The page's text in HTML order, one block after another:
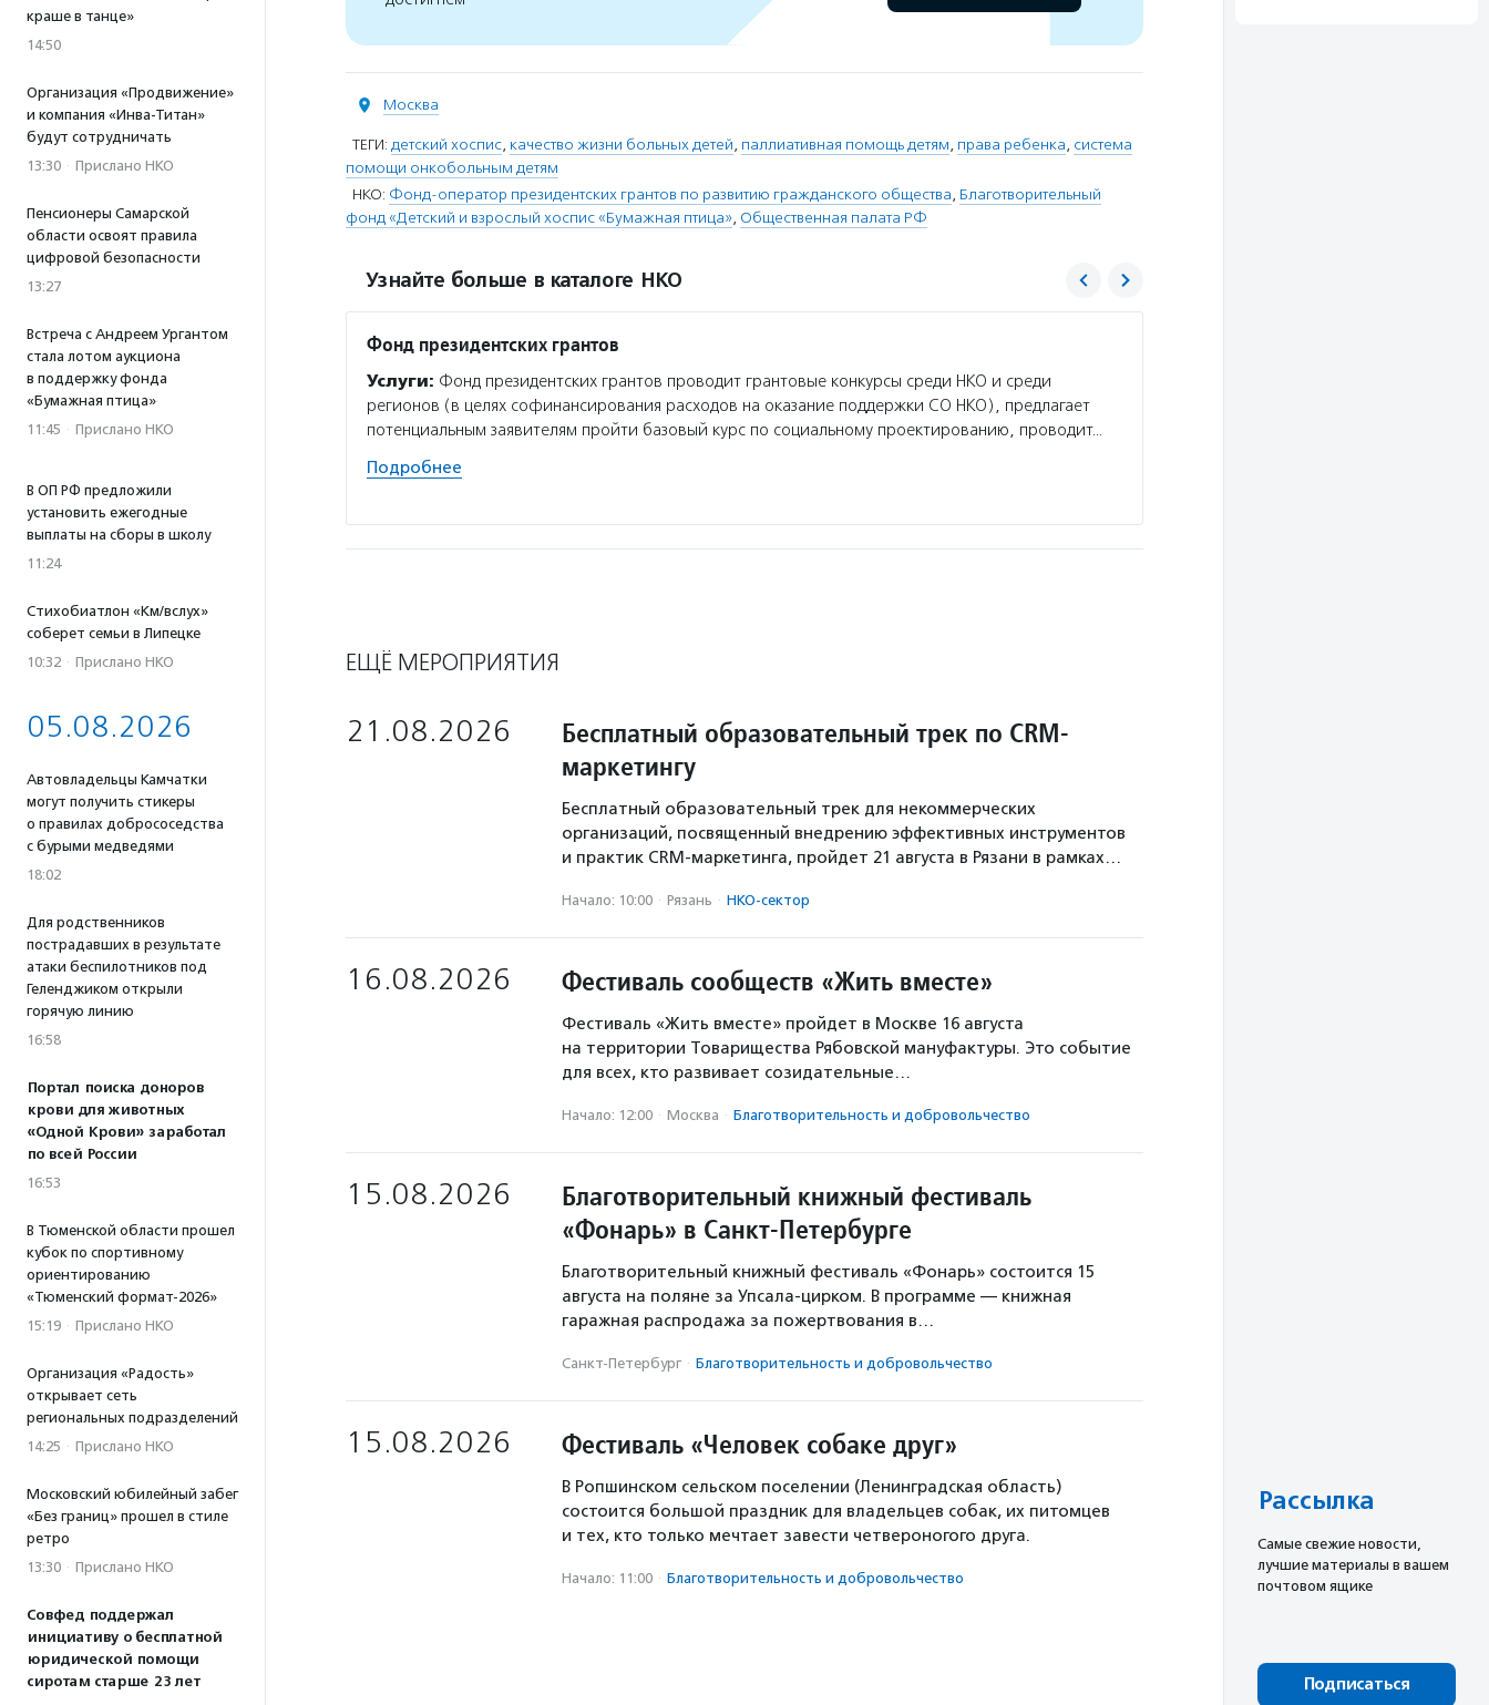
краше в танце»
14:50
Организация «Продвижение»
и компания «Инва-Титан»
будут сотрудничать
13:30 · Прислано НКО
Пенсионеры Самарской
области освоят правила
цифровой безопасности
13:27
Встреча с Андреем Ургантом
стала лотом аукциона
в поддержку фонда
«Бумажная птица»
11:45 · Прислано НКО
В ОП РФ предложили
установить ежегодные
выплаты на сборы в школу
11:24
Стихобиатлон «Км/вслух»
соберет семьи в Липецке
10:32 · Прислано НКО
05.08.2026
Автовладельцы Камчатки
могут получить стикеры
о правилах добрососедства
с бурыми медведями
18:02
Для родственников
пострадавших в результате
атаки беспилотников под
Геленджиком открыли
горячую линию
16:58
Портал поиска доноров
крови для животных
«Одной Крови» заработал
по всей России
16:53
В Тюменской области прошел
кубок по спортивному
ориентированию
«Тюменский формат-2026»
15:19 · Прислано НКО
Организация «Радость»
открывает сеть
региональных подразделений
14:25 · Прислано НКО
Московский юбилейный забег
«Без границ» прошел в стиле
ретро
13:30 · Прислано НКО
Совфед поддержал
инициативу о бесплатной
юридической помощи
сиротам старше 23 лет
Москва
ТЕГИ: детский хоспис, качество жизни больных детей, паллиативная помощь детям, права ребенка, система
помощи онкобольным детям
НКО: Фонд-оператор президентских грантов по развитию гражданского общества, Благотворительный
фонд «Детский и взрослый хоспис «Бумажная птица», Общественная палата РФ
Узнайте больше в каталоге НКО
Фонд президентских грантов
Услуги: Фонд президентских грантов проводит грантовые конкурсы среди НКО и среди
регионов (в целях софинансирования расходов на оказание поддержки СО НКО), предлагает
потенциальным заявителям пройти базовый курс по социальному проектированию, проводит…
Подробнее
ЕЩЁ МЕРОПРИЯТИЯ
21.08.2026
Бесплатный образовательный трек по CRM-
маркетингу
Бесплатный образовательный трек для некоммерческих
организаций, посвященный внедрению эффективных инструментов
и практик CRM-маркетинга, пройдет 21 августа в Рязани в рамках…
Начало: 10:00 · Рязань · НКО-сектор
16.08.2026 Фестиваль сообществ «Жить вместе»
Фестиваль «Жить вместе» пройдет в Москве 16 августа
на территории Товарищества Рябовской мануфактуры. Это событие
для всех, кто развивает созидательные…
Начало: 12:00 · Москва · Благотвори­тель­ность и доброволь­чест­во
15.08.2026
Благотворительный книжный фестиваль
«Фонарь» в Санкт-Петербурге
Благотворительный книжный фестиваль «Фонарь» состоится 15
августа на поляне за Упсала-цирком. В программе — книжная
гаражная распродажа за пожертвования в…
Санкт-Петербург · Благотвори­тель­ность и доброволь­чест­во
15.08.2026 Фестиваль «Человек собаке друг»
В Ропшинском сельском поселении (Ленинградская область)
состоится большой праздник для владельцев собак, их питомцев
и тех, кто только мечтает завести четвероногого друга.
Начало: 11:00 · Благотвори­тель­ность и доброволь­чест­во
Рассылка
Cамые свежие новости,
лучшие материалы в вашем
почтовом ящике
Подписаться